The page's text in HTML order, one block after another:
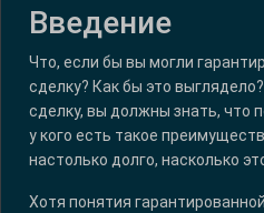
Введение
Что, если бы вы могли
сделку? Как бы это
сделку, вы должны знать, что
у кого есть такое
настолько долго, насколько
Хотя понятия